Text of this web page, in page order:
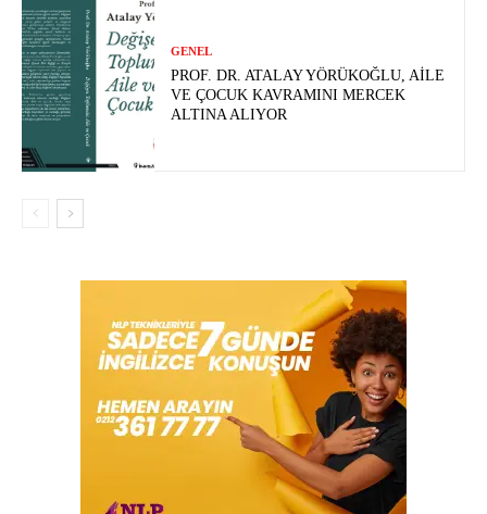
GENEL
PROF. DR. ATALAY YÖRÜKOĞLU, AILE
VE ÇOCUK KAVRAMINI MERCEK
ALTINA ALIYOR